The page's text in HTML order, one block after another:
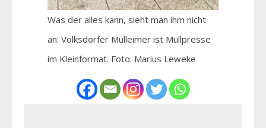
Was der alles kann, sieht man ihm nicht
an: Volksdorfer Mülleimer ist Müllpresse
im Kleinformat. Foto: Marius Leweke